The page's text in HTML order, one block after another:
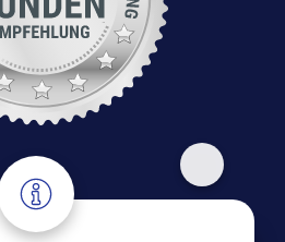
Adresse